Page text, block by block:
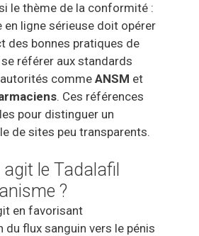
le thème de la conformité :
en ligne sérieuse doit opérer
des bonnes pratiques de
référer aux standards
comme ANSM et
. Ces références
pour distinguer un
de sites peu transparents.
le Tadalafil
?
en favorisant
du flux sanguin vers le pénis